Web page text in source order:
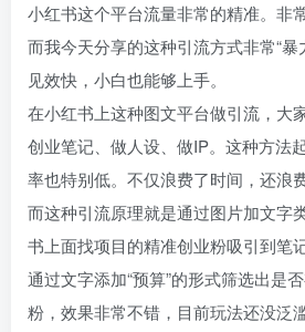
小红书这个平台流量非常的精准。非
而我今天分享的这种引流方式非常“暴
见效快，小白也能够上手。
在小红书上这种图文平台做引流，大
创业笔记、做人设、做IP。这种方法
率也特别低。不仅浪费了时间，还浪
而这种引流原理就是通过图片加文字
书上面找项目的精准创业粉吸引到笔
通过文字添加“预算”的形式筛选出是
粉，效果非常不错，目前玩法还没泛